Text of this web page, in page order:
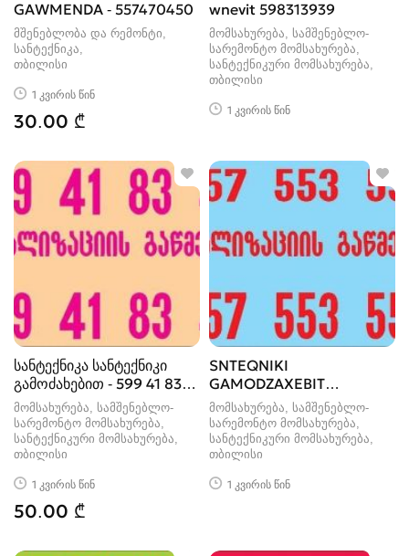
GAWMENDA - 557470450
მშენებლობა და რემონტი,
სანტექნიკა
თბილისი
1 კვირის წინ
30.00 ₾
wnevit 598313939
მომსახურება, სამშენებლო-
სარემონტო მომსახურება,
სანტექნიკური მომსახურება
თბილისი
1 კვირის წინ
სანტექნიკა სანტექნიკი
გამოძახებით - 599 41 83
42
მომსახურება, სამშენებლო-
სარემონტო მომსახურება,
სანტექნიკური მომსახურება
თბილისი
1 კვირის წინ
50.00 ₾
SNTEQNIKI
GAMODZAXEBIT
ELEQTRO TROSIT TBILISI
მომსახურება, სამშენებლო-
სარემონტო მომსახურება,
სანტექნიკური მომსახურება
თბილისი
1 კვირის წინ